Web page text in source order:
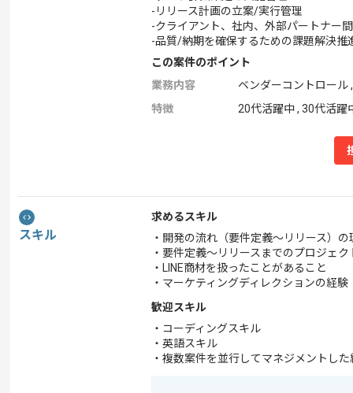
-リリース計画の立案/実行管理
-クライアント、社内、外部パートナー
-品質/納期を確保するための課題解決推
この案件のポイント
業務内容
ベンダーコントロール
特徴
20代活躍中 , 30代活躍
スキル
求めるスキル
・開発の流れ（要件定義〜リリース）の
・要件定義〜リリースまでのプロジェ
・LINE商材を扱ったことがあること
・マーケティングディレクションの経験
歓迎スキル
・コーディングスキル
・英語スキル
・複数案件を並行してマネジメントした